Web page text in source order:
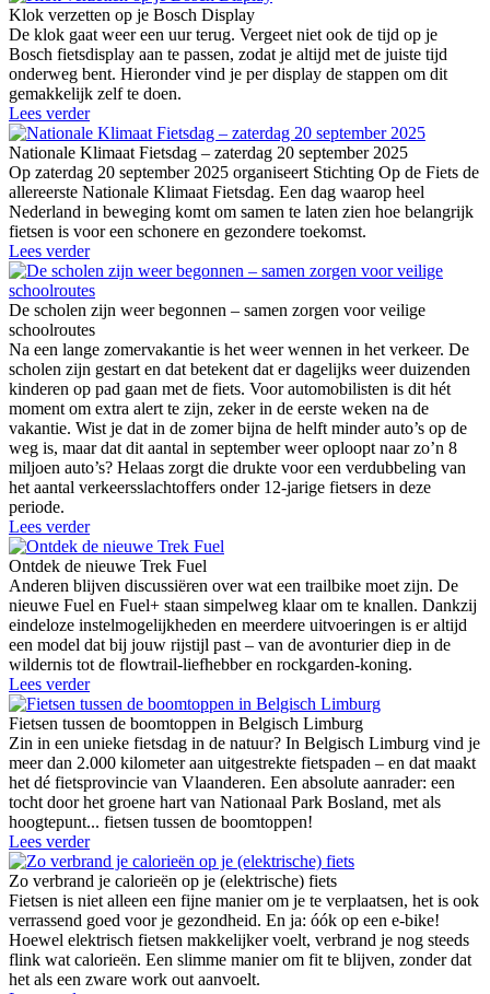
Klok verzetten op je Bosch Display
De klok gaat weer een uur terug. Vergeet niet ook de tijd op je
Bosch fietsdisplay aan te passen, zodat je altijd met de juiste tijd
onderweg bent. Hieronder vind je per display de stappen om dit
gemakkelijk zelf te doen.
Lees verder
Nationale Klimaat Fietsdag – zaterdag 20 september 2025
Op zaterdag 20 september 2025 organiseert Stichting Op de Fiets de
allereerste Nationale Klimaat Fietsdag. Een dag waarop heel
Nederland in beweging komt om samen te laten zien hoe belangrijk
fietsen is voor een schonere en gezondere toekomst.
Lees verder
De scholen zijn weer begonnen – samen zorgen voor veilige
schoolroutes
Na een lange zomervakantie is het weer wennen in het verkeer. De
scholen zijn gestart en dat betekent dat er dagelijks weer duizenden
kinderen op pad gaan met de fiets. Voor automobilisten is dit hét
moment om extra alert te zijn, zeker in de eerste weken na de
vakantie. Wist je dat in de zomer bijna de helft minder auto’s op de
weg is, maar dat dit aantal in september weer oploopt naar zo’n 8
miljoen auto’s? Helaas zorgt die drukte voor een verdubbeling van
het aantal verkeersslachtoffers onder 12-jarige fietsers in deze
periode.
Lees verder
Ontdek de nieuwe Trek Fuel
Anderen blijven discussiëren over wat een trailbike moet zijn. De
nieuwe Fuel en Fuel+ staan simpelweg klaar om te knallen. Dankzij
eindeloze instelmogelijkheden en meerdere uitvoeringen is er altijd
een model dat bij jouw rijstijl past – van de avonturier diep in de
wildernis tot de flowtrail-liefhebber en rockgarden-koning.
Lees verder
Fietsen tussen de boomtoppen in Belgisch Limburg
Zin in een unieke fietsdag in de natuur? In Belgisch Limburg vind je
meer dan 2.000 kilometer aan uitgestrekte fietspaden – en dat maakt
het dé fietsprovincie van Vlaanderen. Een absolute aanrader: een
tocht door het groene hart van Nationaal Park Bosland, met als
hoogtepunt... fietsen tussen de boomtoppen!
Lees verder
Zo verbrand je calorieën op je (elektrische) fiets
Fietsen is niet alleen een fijne manier om je te verplaatsen, het is ook
verrassend goed voor je gezondheid. En ja: óók op een e-bike!
Hoewel elektrisch fietsen makkelijker voelt, verbrand je nog steeds
flink wat calorieën. Een slimme manier om fit te blijven, zonder dat
het als een zware work out aanvoelt.